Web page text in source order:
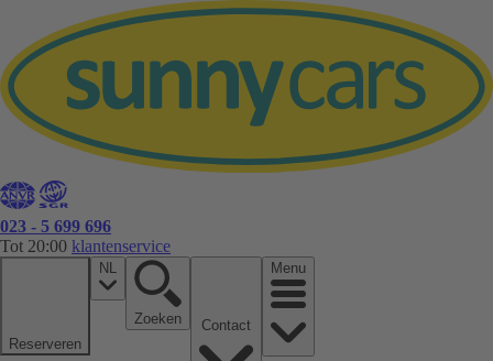
023 - 5 699 696
Tot 20:00 klantenservice
Reserveren
NL
Zoeken
Menu